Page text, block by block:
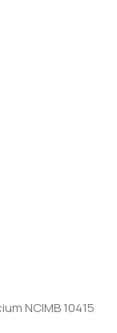
NCIMB 10415